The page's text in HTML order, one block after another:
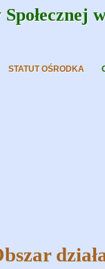
STATUT OŚRODKA